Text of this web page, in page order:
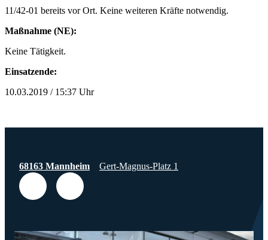
11/42-01 bereits vor Ort. Keine weiteren Kräfte notwendig.
Maßnahme (NE):
Keine Tätigkeit.
Einsatzende:
10.03.2019 / 15:37 Uhr
68163 Mannheim Gert-Magnus-Platz 1